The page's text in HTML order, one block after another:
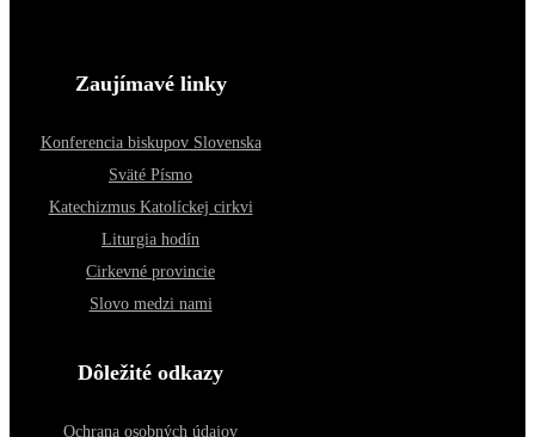
Zaujímavé linky
Konferencia biskupov Slovenska
Sväté Písmo
Katechizmus Katolíckej cirkvi
Liturgia hodín
Cirkevné provincie
Slovo medzi nami
Dôležité odkazy
Ochrana osobných údajov